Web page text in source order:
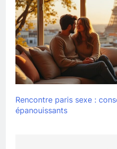
Rencontre paris sexe :
épanouissants